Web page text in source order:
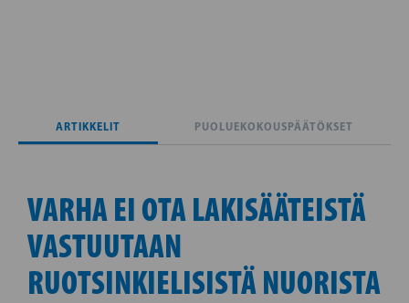
ARTIKKELIT PUOLUEKOKOUSPÄÄTÖKSET
VARHA EI OTA LAKISÄÄTEISTÄ
VASTUUTAAN
RUOTSINKIELISISTÄ NUORISTA